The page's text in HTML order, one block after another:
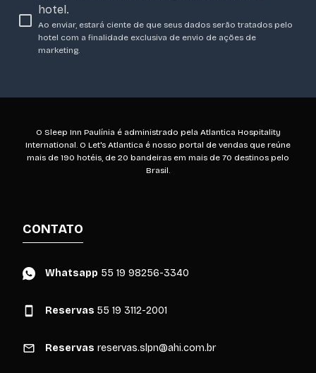
hotel.
Ao enviar, estará ciente de que seus dados serão tratados pelo
hotel com a finalidade exclusiva de envio de ações de
marketing.
O Sleep Inn Paulínia é administrado pela Atlantica Hospitality
International. O Let's Atlantica é nosso portal de vendas que reúne
mais de 190 hotéis, de 20 bandeiras em mais de 70 destinos pelo
Brasil.
CONTATO
Whatsapp 55 19 98256-3340
Reservas 55 19 3112-2001
Reservas reservas.slpn@ahi.com.br